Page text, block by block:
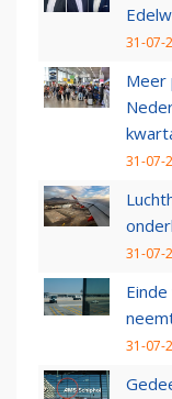
31-07-
Meer
31-07-
31-07-
31-07-